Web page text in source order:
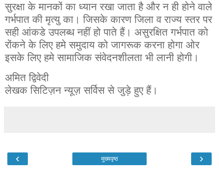
सुरक्षा के मानकों का ध्यान रखा जाता है और न ही होने वाले
गर्भपात की मृत्यु का। जिसके कारण जिला व राज्य स्तर पर
सही आंकडे उपलब्ध नहीं हो पाते हैं। असुरक्षित गर्भपात को
रोंकने के लिए हमे समुदाय को जागरूक करना होगा ओर
इसके लिए हमे सामाजिक संवेदनशीलता भी लानी होगी।
अमित द्विवेदी
लेखक सिटिज़न न्यूज़ सर्विस से जुड़े हुए हैं।
‹ ›
मुख्यपृष्ठ